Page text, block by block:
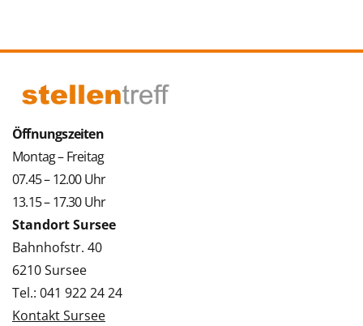
Öffnungszeiten
Montag – Freitag
07.45 – 12.00 Uhr
13.15 – 17.30 Uhr
Standort Sursee
Bahnhofstr. 40
6210 Sursee
Tel.: 041 922 24 24
Kontakt Sursee